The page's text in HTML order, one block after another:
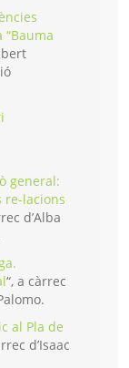
“Bauma
general:
re-lacions
d’Alba
“, a càrrec
al Pla de
d’Isaac